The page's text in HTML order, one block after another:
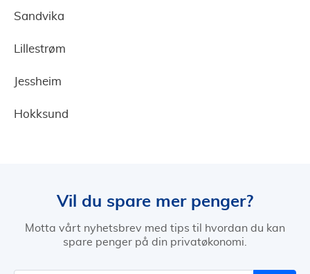
Sandvika
Lillestrøm
Jessheim
Hokksund
Vil du spare mer penger?
Motta vårt nyhetsbrev med tips til hvordan du kan
spare penger på din privatøkonomi.